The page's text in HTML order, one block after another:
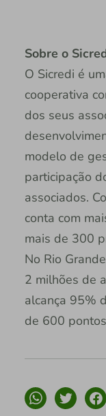
Sobre o
O Sicredi é
cooperativa
dos seus
modelo de
participação
associados.
conta com
mais de 300
No Rio
2 milhões de
alcança 95%
de 600